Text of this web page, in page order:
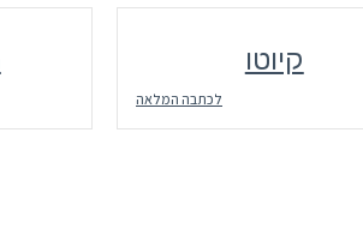
קיוטו
לכתבה המלאה